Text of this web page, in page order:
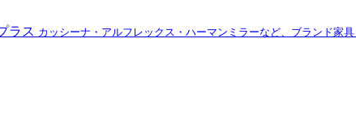
ラス カッシーナ・アルフレックス・ハーマンミラーなど、ブランド家